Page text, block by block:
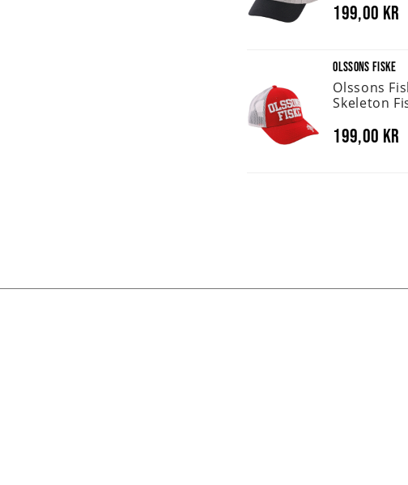
199,00 kr
OLSSONS FISKE
Olssons
Skeleton
199,00 kr